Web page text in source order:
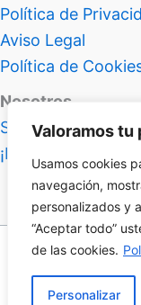
Valoramos tu
Usamos cookies
navegación,
personalizados y
“Aceptar todo”
de las cookies.
Personalizar
Política de
Aviso Legal
Política de
Nosotros
Sobre Atlas
¡Hablemos!
Nivel 99 en